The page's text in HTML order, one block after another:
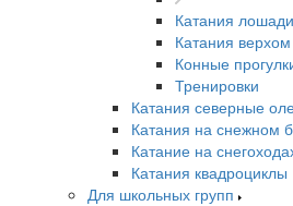
Катания
Катания верхом
Конные
Тренировки
Катания северные
Катания на снежном
Катание на
Катания квадроциклы
Для школьных групп